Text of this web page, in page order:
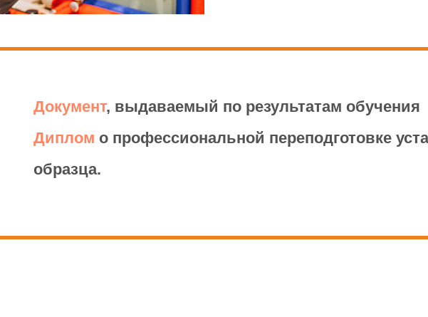
организации и осуществления образовательной деятельности по
Документ, выдаваемый по результатам обучения
Диплом о профессиональной переподготовке
образца.